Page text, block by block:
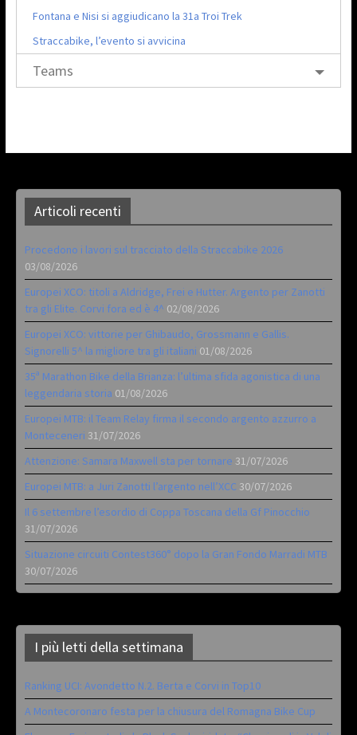
Fontana e Nisi si aggiudicano la 31a Troi Trek
Straccabike, l’evento si avvicina
Teams
Articoli recenti
Procedono i lavori sul tracciato della Straccabike 2026
03/08/2026
Europei XCO: titoli a Aldridge, Frei e Hutter. Argento per Zanotti
tra gli Elite. Corvi fora ed è 4^ 02/08/2026
Europei XCO: vittorie per Ghibaudo, Grossmann e Gallis.
Signorelli 5^ la migliore tra gli italiani 01/08/2026
35ª Marathon Bike della Brianza: l’ultima sfida agonistica di una
leggendaria storia 01/08/2026
Europei MTB: il Team Relay firma il secondo argento azzurro a
Monteceneri 31/07/2026
Attenzione: Samara Maxwell sta per tornare 31/07/2026
Europei MTB: a Juri Zanotti l’argento nell’XCC 30/07/2026
Il 6 settembre l’esordio di Coppa Toscana della Gf Pinocchio
31/07/2026
Situazione circuiti Contest360° dopo la Gran Fondo Marradi MTB
30/07/2026
I più letti della settimana
Ranking UCI: Avondetto N.2. Berta e Corvi in Top10
A Montecoronaro festa per la chiusura del Romagna Bike Cup